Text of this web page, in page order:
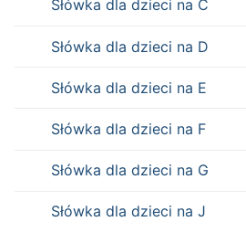
Słówka dla dzieci na C
Słówka dla dzieci na D
Słówka dla dzieci na E
Słówka dla dzieci na F
Słówka dla dzieci na G
Słówka dla dzieci na J